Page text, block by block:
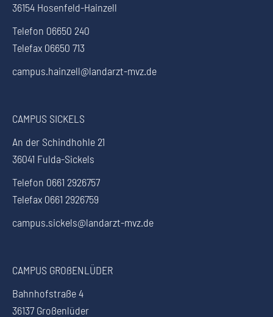
36154 Hosenfeld-Hainzell
Telefon 06650 240
Telefax 06650 713
campus.hainzell@landarzt-mvz.de
CAMPUS SICKELS
An der Schindhohle 21
36041 Fulda-Sickels
Telefon 0661 2926757
Telefax 0661 2926759
campus.sickels@landarzt-mvz.de
CAMPUS GROßENLÜDER
Bahnhofstraße 4
36137 Großenlüder